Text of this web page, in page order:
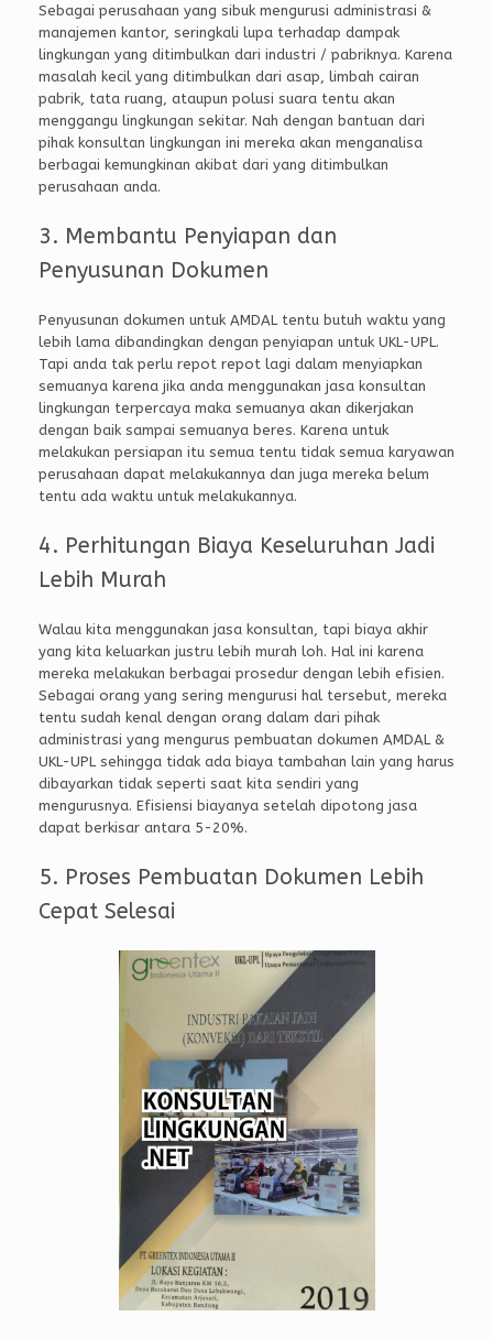
Sebagai perusahaan yang sibuk mengurusi administrasi &
manajemen kantor, seringkali lupa terhadap dampak
lingkungan yang ditimbulkan dari industri / pabriknya. Karena
masalah kecil yang ditimbulkan dari asap, limbah cairan
pabrik, tata ruang, ataupun polusi suara tentu akan
menggangu lingkungan sekitar. Nah dengan bantuan dari
pihak konsultan lingkungan ini mereka akan menganalisa
berbagai kemungkinan akibat dari yang ditimbulkan
perusahaan anda.
3. Membantu Penyiapan dan
Penyusunan Dokumen
Penyusunan dokumen untuk AMDAL tentu butuh waktu yang
lebih lama dibandingkan dengan penyiapan untuk UKL-UPL.
Tapi anda tak perlu repot repot lagi dalam menyiapkan
semuanya karena jika anda menggunakan jasa konsultan
lingkungan terpercaya maka semuanya akan dikerjakan
dengan baik sampai semuanya beres. Karena untuk
melakukan persiapan itu semua tentu tidak semua karyawan
perusahaan dapat melakukannya dan juga mereka belum
tentu ada waktu untuk melakukannya.
4. Perhitungan Biaya Keseluruhan Jadi
Lebih Murah
Walau kita menggunakan jasa konsultan, tapi biaya akhir
yang kita keluarkan justru lebih murah loh. Hal ini karena
mereka melakukan berbagai prosedur dengan lebih efisien.
Sebagai orang yang sering mengurusi hal tersebut, mereka
tentu sudah kenal dengan orang dalam dari pihak
administrasi yang mengurus pembuatan dokumen AMDAL &
UKL-UPL sehingga tidak ada biaya tambahan lain yang harus
dibayarkan tidak seperti saat kita sendiri yang
mengurusnya. Efisiensi biayanya setelah dipotong jasa
dapat berkisar antara 5-20%.
5. Proses Pembuatan Dokumen Lebih
Cepat Selesai